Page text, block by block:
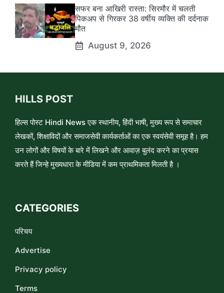
सफर बना आखिरी रास्ता: सिरमौर में चलती
पिकअप से गिरकर 38 वर्षीय व्यक्ति की दर्दनाक
मौत
August 9, 2026
HILLS POST
हिल्स पोस्ट Hindi News एक स्थानीय, हिंदी भाषी, मुख्य रूप से समाचार
लेखकों, शिक्षाविदों और समाजसेवी कार्यकर्ताओं का एक स्वयंसेवी समूह है। हम
उन लोगों और विषयों के बारे में लिखने और आवाज़ बुलंद करने का प्रयास
करते हैं जिन्हे मुख्यधारा के मीडिया में कम प्राथमिकता मिलती है ।
CATEGORIES
परिचय
Advertise
Privacy policy
Terms